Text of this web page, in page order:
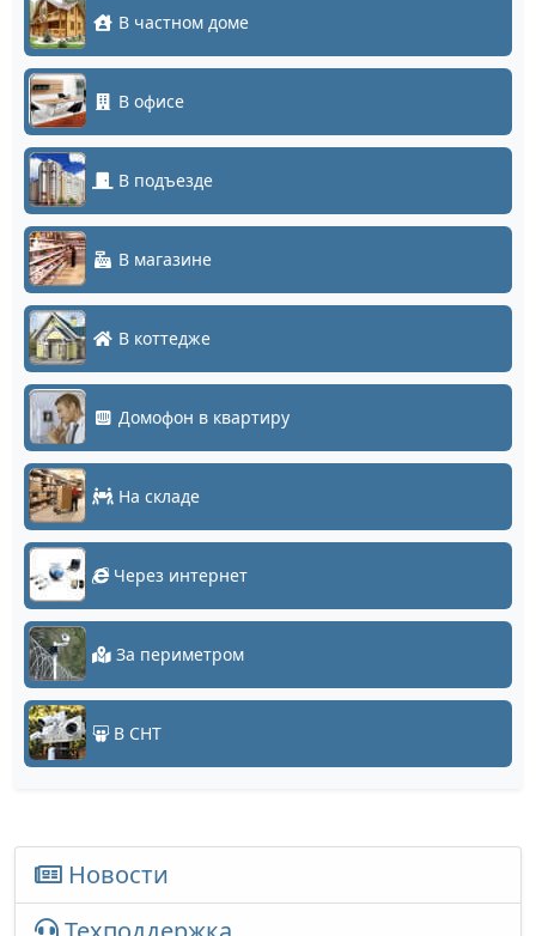
В частном доме
В офисе
В подъезде
В магазине
В коттедже
Домофон в квартиру
На складе
Через интернет
За периметром
В СНТ
Новости